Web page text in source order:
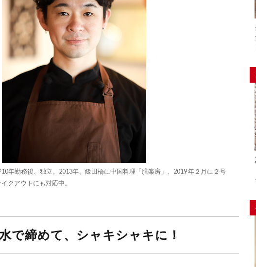
年勤務後、独立。2013年、飯田橋に中国料理「膳楽房」、2019 年２月に２号
クアウトにも対応中。
で締めて、シャキシャキに！